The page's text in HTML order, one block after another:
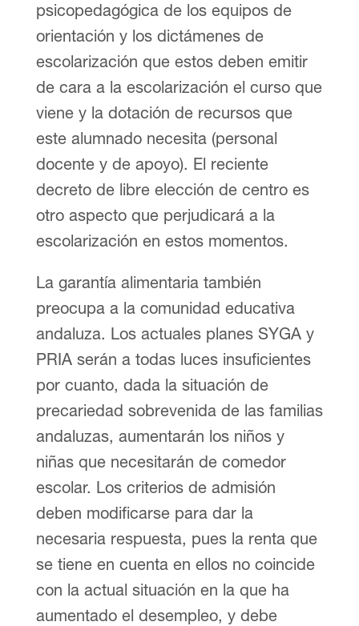
psicopedagógica de los equipos de
orientación y los dictámenes de
escolarización que estos deben emitir
de cara a la escolarización el curso que
viene y la dotación de recursos que
este alumnado necesita (personal
docente y de apoyo). El reciente
decreto de libre elección de centro es
otro aspecto que perjudicará a la
escolarización en estos momentos.
La garantía alimentaria también
preocupa a la comunidad educativa
andaluza. Los actuales planes SYGA y
PRIA serán a todas luces insuficientes
por cuanto, dada la situación de
precariedad sobrevenida de las familias
andaluzas, aumentarán los niños y
niñas que necesitarán de comedor
escolar. Los criterios de admisión
deben modificarse para dar la
necesaria respuesta, pues la renta que
se tiene en cuenta en ellos no coincide
con la actual situación en la que ha
aumentado el desempleo, y debe